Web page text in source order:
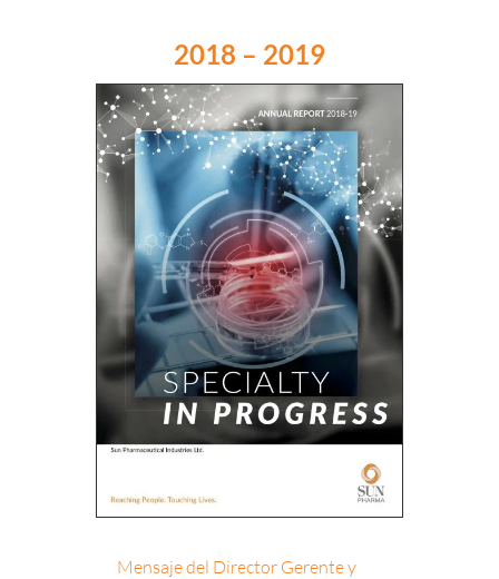
2018 – 2019
Mensaje del Director Gerente y